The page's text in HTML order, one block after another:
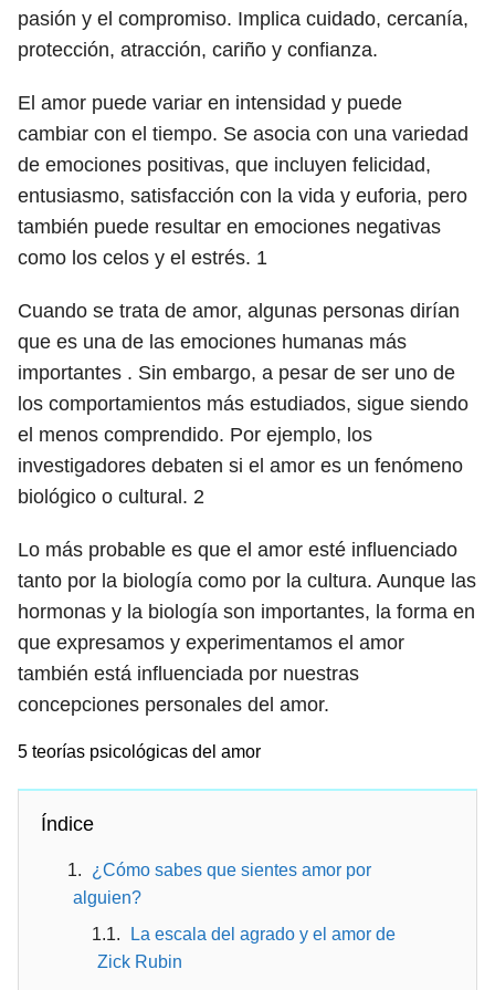
pasión y el compromiso. Implica cuidado, cercanía,
protección, atracción, cariño y confianza.
El amor puede variar en intensidad y puede
cambiar con el tiempo. Se asocia con una variedad
de emociones positivas, que incluyen felicidad,
entusiasmo, satisfacción con la vida y euforia, pero
también puede resultar en emociones negativas
como los celos y el estrés. 1
Cuando se trata de amor, algunas personas dirían
que es una de las emociones humanas más
importantes . Sin embargo, a pesar de ser uno de
los comportamientos más estudiados, sigue siendo
el menos comprendido. Por ejemplo, los
investigadores debaten si el amor es un fenómeno
biológico o cultural. 2
Lo más probable es que el amor esté influenciado
tanto por la biología como por la cultura. Aunque las
hormonas y la biología son importantes, la forma en
que expresamos y experimentamos el amor
también está influenciada por nuestras
concepciones personales del amor.
5 teorías psicológicas del amor
Índice
¿Cómo sabes que sientes amor por
alguien?
La escala del agrado y el amor de
Zick Rubin